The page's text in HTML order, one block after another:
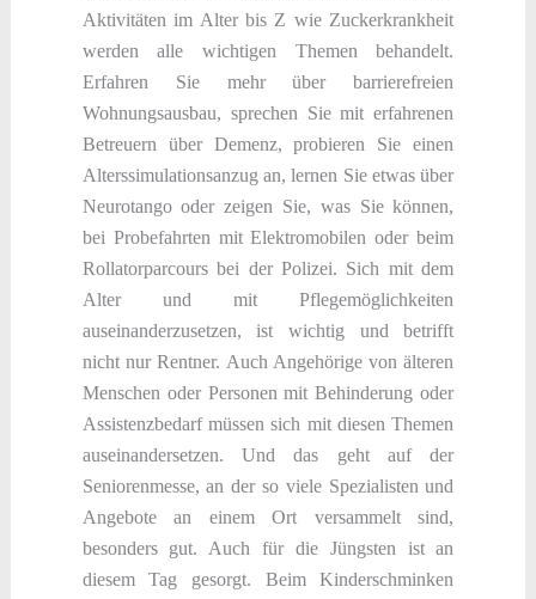
Aktivitäten im Alter bis Z wie Zuckerkrankheit
werden alle wichtigen Themen behandelt.
Erfahren Sie mehr über barrierefreien
Wohnungsausbau, sprechen Sie mit erfahrenen
Betreuern über Demenz, probieren Sie einen
Alterssimulationsanzug an, lernen Sie etwas über
Neurotango oder zeigen Sie, was Sie können,
bei Probefahrten mit Elektromobilen oder beim
Rollatorparcours bei der Polizei. Sich mit dem
Alter und mit Pflegemöglichkeiten
auseinanderzusetzen, ist wichtig und betrifft
nicht nur Rentner. Auch Angehörige von älteren
Menschen oder Personen mit Behinderung oder
Assistenzbedarf müssen sich mit diesen Themen
auseinandersetzen. Und das geht auf der
Seniorenmesse, an der so viele Spezialisten und
Angebote an einem Ort versammelt sind,
besonders gut. Auch für die Jüngsten ist an
diesem Tag gesorgt. Beim Kinderschminken